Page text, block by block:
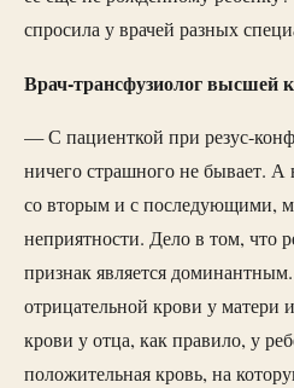
спросила у врачей разных
Врач-трансфузиолог высшей
— С пациенткой при резус-
ничего страшного не бывает. А
со вторым и с последующими,
неприятности. Дело в том, что
признак является
отрицательной крови у матери
крови у отца, как правило, у
положительная кровь, на